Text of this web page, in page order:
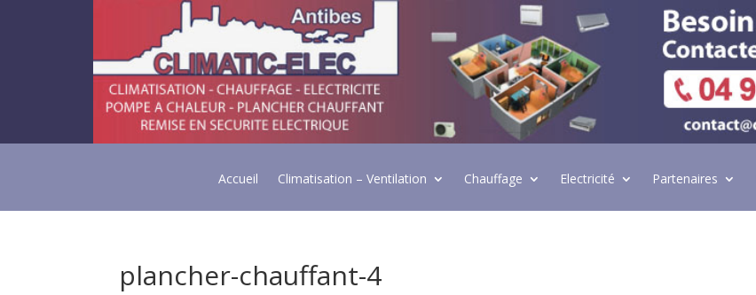
Accueil Climatisation – Ventilation Chauffage Electricité Partenaires
plancher-chauffant-4